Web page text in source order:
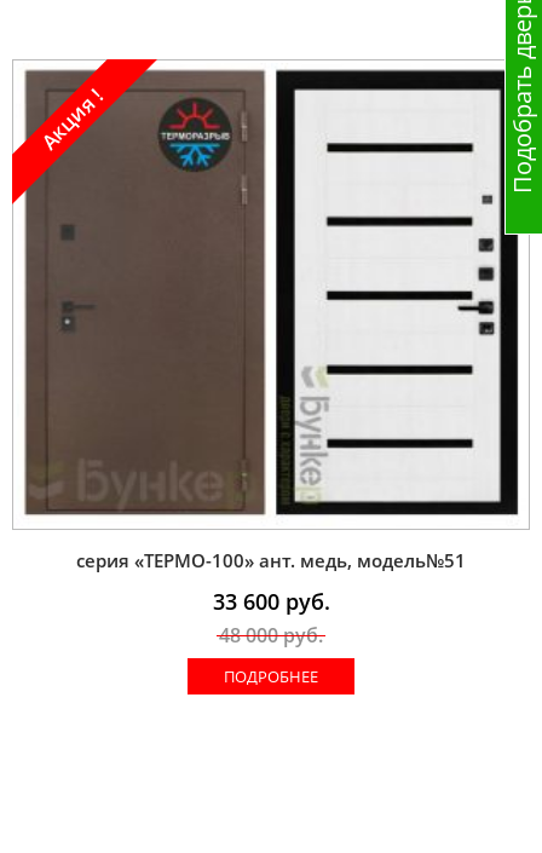
Акция !
серия «ТЕРМО-100» ант. медь, модель№51
33 600руб.
48 000руб.
ПОДРОБНЕЕ
Подобрать дверь